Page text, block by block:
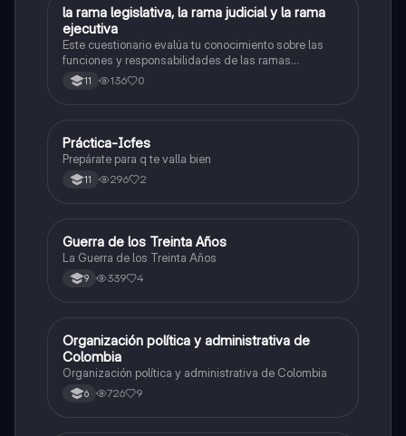
LSociales/Historia
la rama legislativa, la rama judicial y la rama
ejecutiva
Este cuestionario evalúa tu conocimiento sobre las
funciones y responsabilidades de las ramas
legislativa, judicial y ejecutiva.
11 136 0
Sociales/Historia
Práctica-Icfes
Prepárate para q te valla bien
11 296 2
Sociales/Historia
Guerra de los Treinta Años
La Guerra de los Treinta Años
9 339 4
Sociales/Historia
Organización política y administrativa de
Colombia
Organización política y administrativa de Colombia
6 726 9